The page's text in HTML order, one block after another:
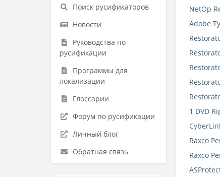
Поиск русификаторов
Новости
Руководства по
русификации
Программы для
локализации
Глоссарии
Форум по русификации
Личный блог
Обратная связь
NetOp
Adobe
1 DVD
Raxco
Raxco